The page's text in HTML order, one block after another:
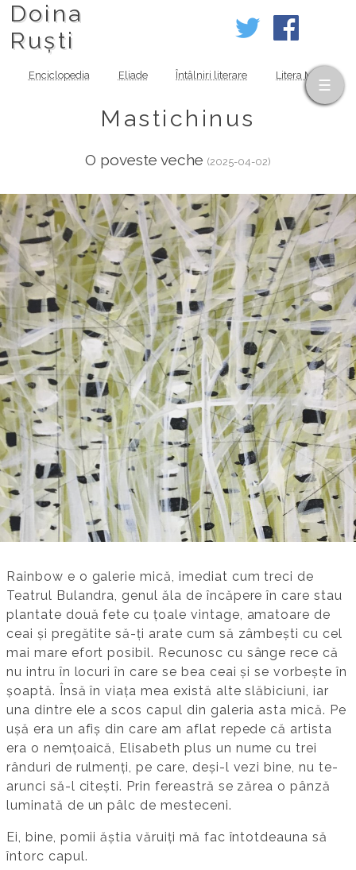
Doina
Ruști
Enciclopedia Eliade Întâlniri literare Litera MOV
Mastichinus
O poveste veche (2025-04-02)
Rainbow e o galerie mică, imediat cum treci de
Teatrul Bulandra, genul ăla de încăpere în care stau
plantate două fete cu țoale vintage, amatoare de
ceai și pregătite să-ți arate cum să zâmbești cu cel
mai mare efort posibil. Recunosc cu sânge rece că
nu intru în locuri în care se bea ceai și se vorbește în
șoaptă. Însă în viața mea există alte slăbiciuni, iar
una dintre ele a scos capul din galeria asta mică. Pe
ușă era un afiș din care am aflat repede că artista
era o nemțoaică, Elisabeth plus un nume cu trei
rânduri de rulmenți, pe care, deși-l vezi bine, nu te-
arunci să-l citești. Prin fereastră se zărea o pânză
luminată de un pâlc de mesteceni.
Ei, bine, pomii ăștia văruiți mă fac întotdeauna să
întorc capul.